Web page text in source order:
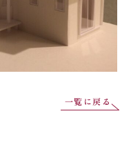
一覧に戻る